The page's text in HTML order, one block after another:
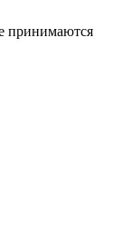
принимаются